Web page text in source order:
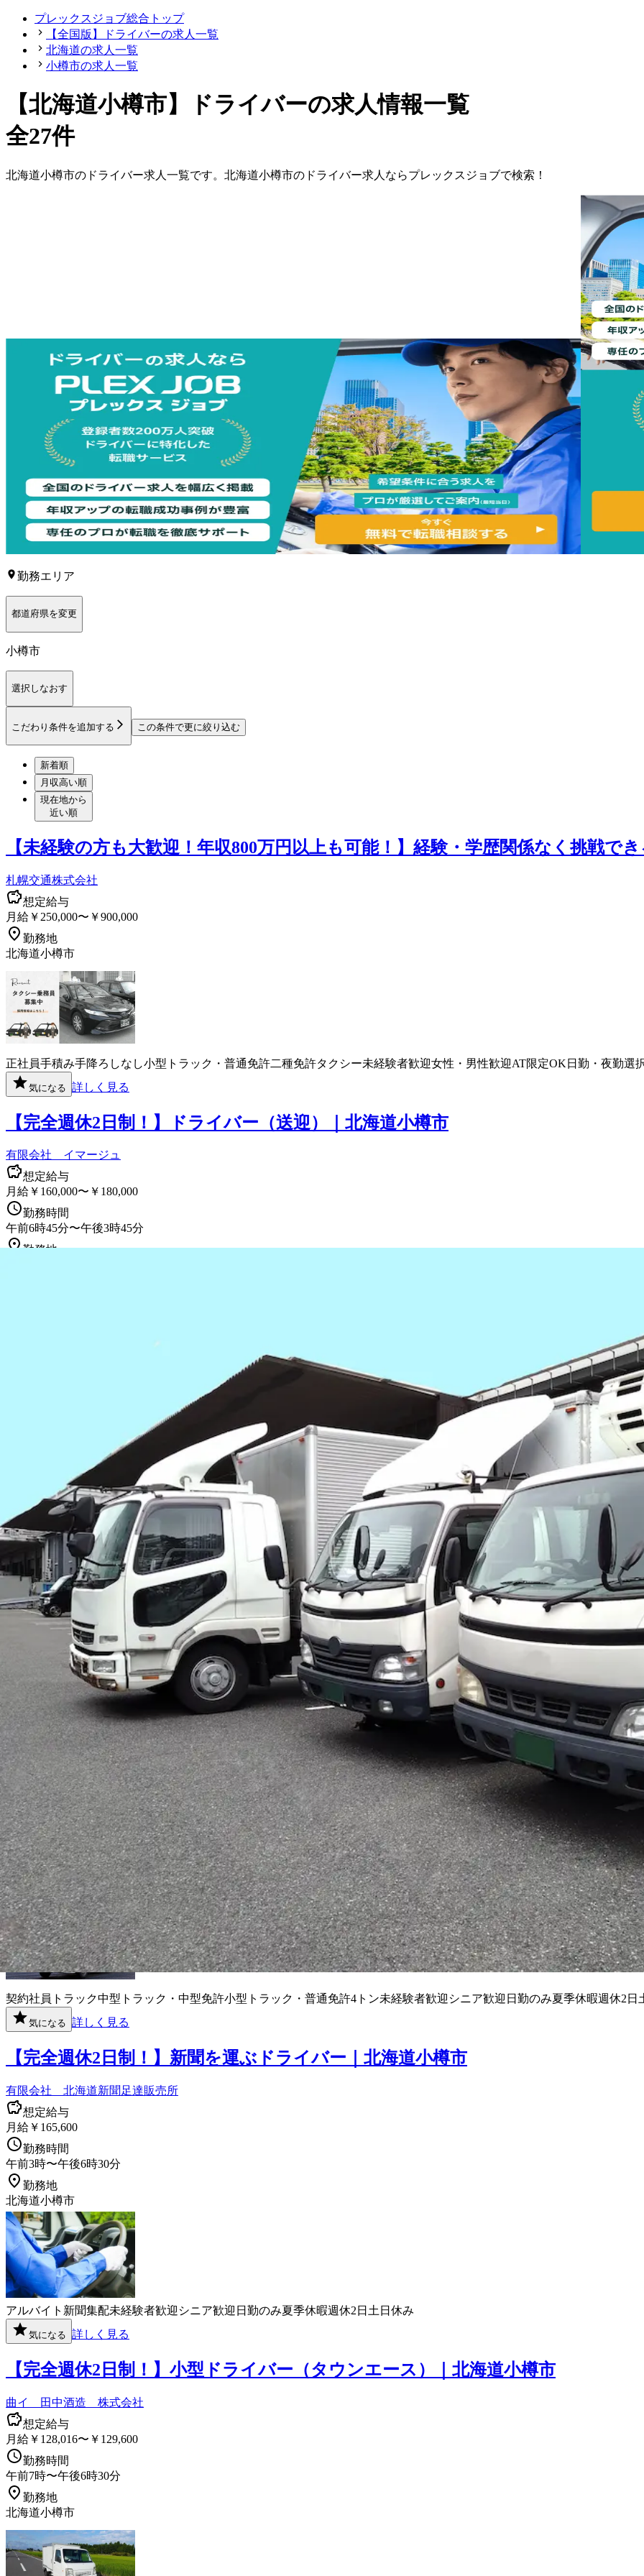
プレックスジョブ総合トップ
【全国版】ドライバーの求人一覧
北海道の求人一覧
小樽市の求人一覧
【北海道小樽市】ドライバーの求人情報一覧
全27件
北海道小樽市の ドライバー求人一覧です。 北海道小樽市の ドライバー求人ならプレックスジョブで検索！
勤務エリア
都道府県を変更
小樽市
選択しなおす
こだわり条件を追加する この条件で更に絞り込む
新着順
月収高い順
現在地から
近い順
【未経験の方も大歓迎！年収800万円以上も可能！】経験・学歴関係なく挑戦で
札幌交通株式会社
想定給与
月給￥250,000〜￥900,000
勤務地
北海道小樽市
正社員手積み手降ろしなし小型トラック・普通免許二種免許タクシー未経験者歓迎女性・男性歓迎AT限定OK 日勤・夜勤選
気になる 詳しく見る
【完全週休2日制！】ドライバー（送迎）｜北海道小樽市
有限会社 イマージュ
想定給与
月給￥160,000〜￥180,000
勤務時間
午前6時45分〜午後3時45分
勤務地
【完全週休2日制！】砕石・土砂などを配送する大型トラックドライバー（10tダ
北土工業 有限会社
想定給与
月給￥220,000〜￥264,000
午前8時〜午後5時
勤務地
北海道小樽市
契約社員 トラック大型トラック・大型免許ダンプ日勤のみ夏季休暇週休2日土日休み
気になる 詳しく見る
【完全週休2日制！】中型トラックドライバー（4ユニックt車）｜北海道小樽市
株式会社 福島工務店
想定給与
月給￥171,600〜￥268,400
勤務時間
午前8時〜午後6時
勤務地
北海道小樽市
契約社員 トラック中型トラック・中型免許小型トラック・普通免許4トン未経験者歓迎 シニア歓迎 日勤のみ夏季休暇週休2日
気になる 詳しく見る
【完全週休2日制！】新聞を運ぶドライバー｜北海道小樽市
有限会社 北海道新聞足達販売所
想定給与
月給￥165,600
勤務時間
午前3時〜午後6時30分
勤務地
北海道小樽市
アルバイト 新聞集配未経験者歓迎 シニア歓迎 日勤のみ夏季休暇週休2日 土日休み
気になる 詳しく見る
【完全週休2日制！】小型ドライバー（タウンエース）｜北海道小樽市
曲イ 田中酒造 株式会社
想定給与
月給￥128,016〜￥129,600
勤務時間
午前7時〜午後6時30分
勤務地
北海道小樽市